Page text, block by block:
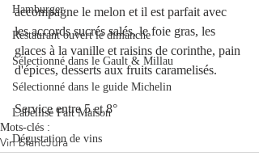
Hamburger
Restaurant ouvert le dimanche
Sélectionné dans le Gault & Millau
Sélectionné dans le guide Michelin
Labellisé Fait Maison
Dégustation de vins
accompagne le melon et il est parfait avec
les accords sucrés salés, le foie gras, les
glaces à la vanille et raisins de corinthe, pain
d'épices, desserts aux fruits caramelisés.
Service entre 5 et 8°
Mots-clés :
Vin blancJura